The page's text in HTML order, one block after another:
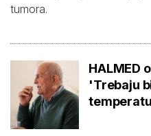
tumora.
HALMED
'Trebaju